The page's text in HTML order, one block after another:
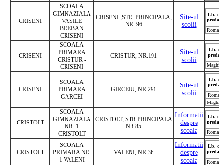
CRISENI
SCOALA
GIMNAZIALA
VASILE
BREBAN
CRISENI
CRISENI ,STR. PRINCIPALA,
NR. 96
Site-ul
scolii
Lb.
CRISENI
SCOALA
PRIMARA
CRISTUR -
CRISENI
CRISTUR, NR.191
Site-ul
scolii
Lb.
CRISENI
SCOALA
PRIMARA
GARCEI
GIRCEIU, NR.291
Site-ul
scolii
Lb.
CRISTOLT
SCOALA
GIMNAZIALA
NR. 1
CRISTOLT
CRISTOLT, STR.PRINCIPALA
NR.85
Informatii
despre
scoala
Lb.
CRISTOLT
SCOALA
PRIMARA NR.
1 VALENI
VALENI, NR.36
Informatii
despre
scoala
Lb.